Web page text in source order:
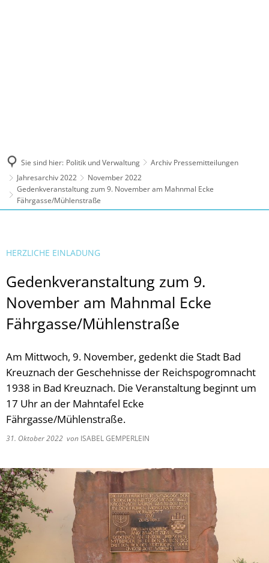
Sie sind hier: Politik und Verwaltung
Archiv Pressemitteilungen
Jahresarchiv 2022
November 2022
Gedenkveranstaltung zum 9. November am Mahnmal Ecke
Fährgasse/Mühlenstraße
HERZLICHE EINLADUNG
Gedenkveranstaltung zum 9.
November am Mahnmal Ecke
Fährgasse/Mühlenstraße
Am Mittwoch, 9. November, gedenkt die Stadt Bad
Kreuznach der Geschehnisse der Reichspogromnacht
1938 in Bad Kreuznach. Die Veranstaltung beginnt um
17 Uhr an der Mahntafel Ecke
Fährgasse/Mühlenstraße.
31. Oktober 2022 von ISABEL GEMPERLEIN